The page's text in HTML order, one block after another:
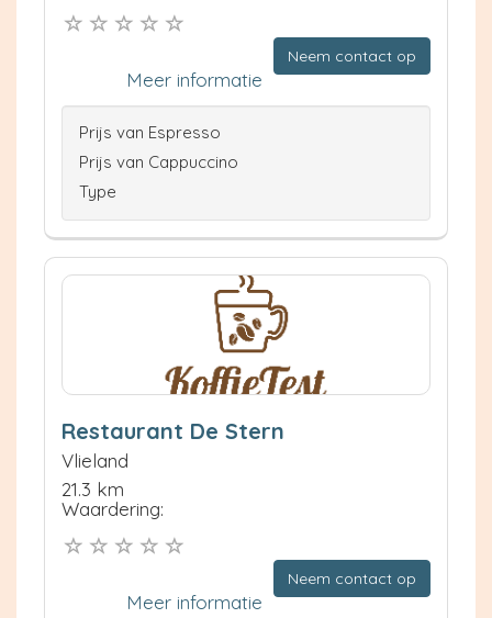
Neem contact op
Meer informatie
Prijs van Espresso
Prijs van Cappuccino
Type
Restaurant De Stern
Vlieland
21.3 km
Waardering:
Neem contact op
Meer informatie